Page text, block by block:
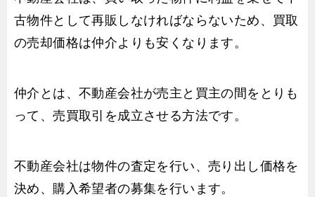
古物件として再販しなければならないため、買取
の売却価格は仲介よりも安くなります。
仲介とは、不動産会社が売主と買主の間をとりも
って、売買取引を成立させる方法です。
不動産会社は物件の査定を行い、売り出し価格を
決め、購入希望者の募集を行います。